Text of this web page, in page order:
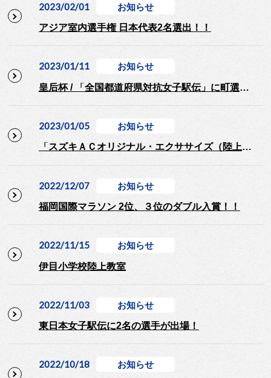
2023/02/01 お知らせ
アジア室内選手権 日本代表2名選出！！
2023/01/11 お知らせ
皇后杯 / 「全国都道府県対抗女子駅伝」に町選手出場！
2023/01/05 お知らせ
「スズキＡＣオリジナル・エクササイズ（陸上競技・十種競技編）」
2022/12/07 お知らせ
福岡国際マラソン 2位、３位のダブル入賞！！
2022/11/15 お知らせ
伊目小学校陸上教室
2022/11/03 お知らせ
東日本女子駅伝に2名の選手が出場！
2022/10/18 お知らせ